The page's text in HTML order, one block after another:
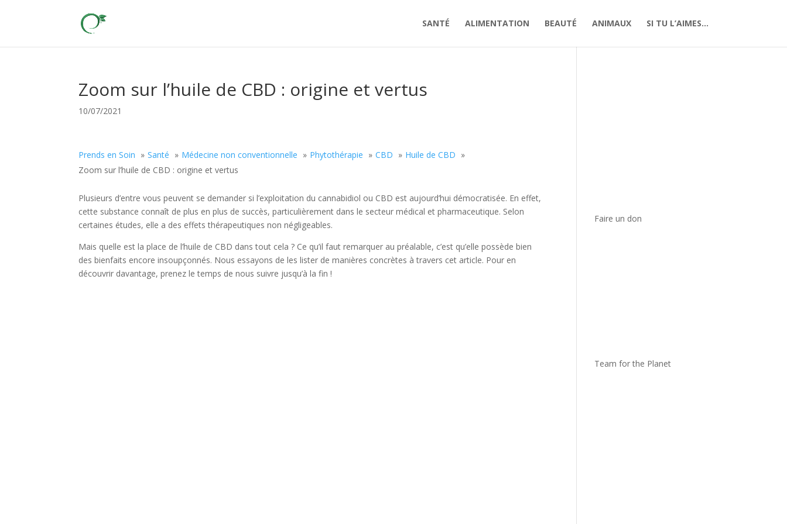
SANTÉ ALIMENTATION BEAUTÉ ANIMAUX SI TU L’AIMES…
Zoom sur l’huile de CBD : origine et vertus
10/07/2021
Prends en Soin Santé Médecine non conventionnelle Phytothérapie CBD
Huile de CBD
Zoom sur l’huile de CBD : origine et vertus
Plusieurs d’entre vous peuvent se demander si l’exploitation du cannabidiol ou CBD est aujourd’hui démocratisée. En effet,
cette substance connaît de plus en plus de succès, particulièrement dans le secteur médical et pharmaceutique. Selon
certaines études, elle a des effets thérapeutiques non négligeables.
Mais quelle est la place de l’huile de CBD dans tout cela ? Ce qu’il faut remarquer au préalable, c’est qu’elle possède bien
des bienfaits encore insoupçonnés. Nous essayons de les lister de manières concrètes à travers cet article. Pour en
découvrir davantage, prenez le temps de nous suivre jusqu’à la fin !
Faire un don
Team for the Planet